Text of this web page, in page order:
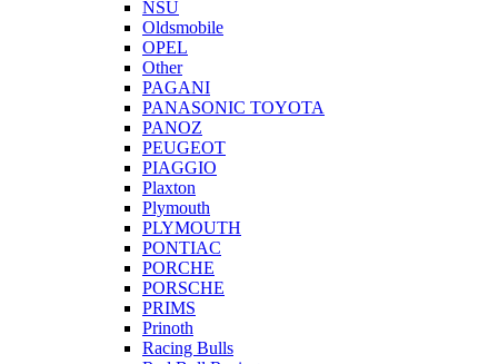
NSU
Oldsmobile
OPEL
Other
PAGANI
PANASONIC TOYOTA
PANOZ
PEUGEOT
PIAGGIO
Plaxton
Plymouth
PLYMOUTH
PONTIAC
PORCHE
PORSCHE
PRIMS
Prinoth
Racing Bulls